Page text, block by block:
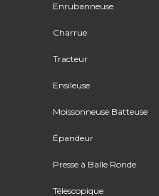
Enrubanneuse
Charrue
Tracteur
Ensileuse
Moissonneuse Batteuse
Épandeur
Presse à Balle Ronde
Télescopique